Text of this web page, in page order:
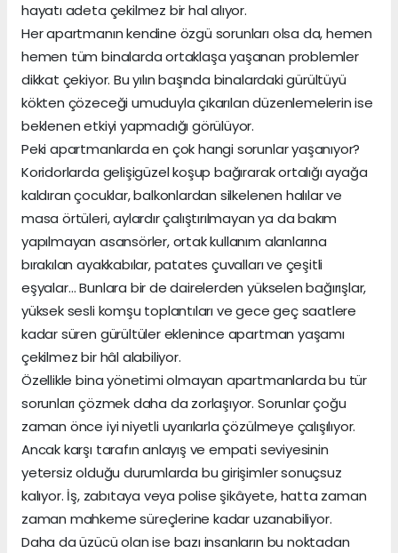
hayatı adeta çekilmez bir hal alıyor.
Her apartmanın kendine özgü sorunları olsa da, hemen
hemen tüm binalarda ortaklaşa yaşanan problemler
dikkat çekiyor. Bu yılın başında binalardaki gürültüyü
kökten çözeceği umuduyla çıkarılan düzenlemelerin ise
beklenen etkiyi yapmadığı görülüyor.
Peki apartmanlarda en çok hangi sorunlar yaşanıyor?
Koridorlarda gelişigüzel koşup bağırarak ortalığı ayağa
kaldıran çocuklar, balkonlardan silkelenen halılar ve
masa örtüleri, aylardır çalıştırılmayan ya da bakım
yapılmayan asansörler, ortak kullanım alanlarına
bırakılan ayakkabılar, patates çuvalları ve çeşitli
eşyalar… Bunlara bir de dairelerden yükselen bağırışlar,
yüksek sesli komşu toplantıları ve gece geç saatlere
kadar süren gürültüler eklenince apartman yaşamı
çekilmez bir hâl alabiliyor.
Özellikle bina yönetimi olmayan apartmanlarda bu tür
sorunları çözmek daha da zorlaşıyor. Sorunlar çoğu
zaman önce iyi niyetli uyarılarla çözülmeye çalışılıyor.
Ancak karşı tarafın anlayış ve empati seviyesinin
yetersiz olduğu durumlarda bu girişimler sonuçsuz
kalıyor. İş, zabıtaya veya polise şikâyete, hatta zaman
zaman mahkeme süreçlerine kadar uzanabiliyor.
Daha da üzücü olan ise bazı insanların bu noktadan